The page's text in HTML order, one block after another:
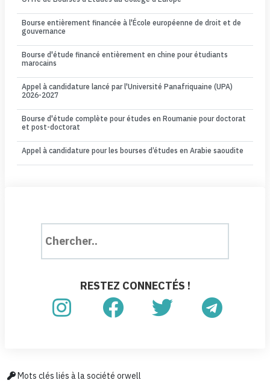
Bourse entièrement financée à l'École européenne de droit et de
gouvernance
Bourse d'étude financé entièrement en chine pour étudiants
marocains
Appel à candidature lancé par l'Université Panafriquaine (UPA)
2026-2027
Bourse d'étude complète pour études en Roumanie pour doctorat
et post-doctorat
Appel à candidature pour les bourses d’études en Arabie saoudite
RESTEZ CONNECTÉS !
Mots clés liés à la société orwell